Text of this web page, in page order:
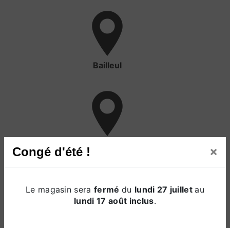
Congé d'été ! ×
Le magasin serafermé du lundi 27 juilletau
lundi 17 août inclus.
Bailleul